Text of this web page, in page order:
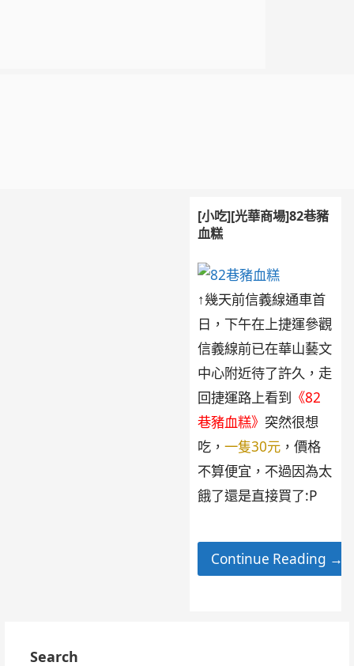
[小吃][光華商場]82巷豬
血糕
↑幾天前信義線通車首
日，下午在上捷運參觀
信義線前已在華山藝文
中心附近待了許久，走
回捷運路上看到 《82
巷豬血糕》 突然很想
吃，一隻30元 ，價格
不算便宜，不過因為太
餓了還是直接買了:P
Continue Reading →
Search